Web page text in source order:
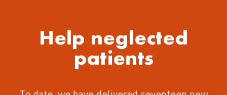
Help neglected
patients